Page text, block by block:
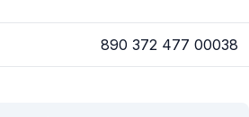
890 372 477 00038